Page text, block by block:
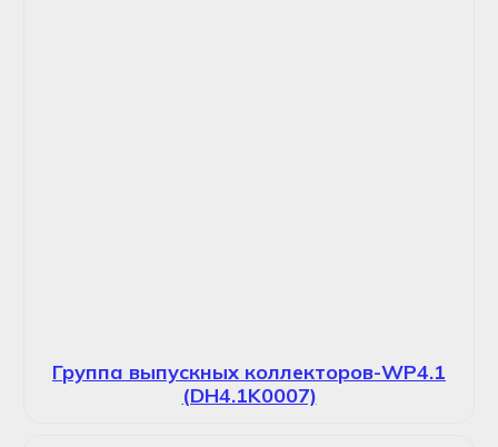
Группа выпускных коллекторов-WP4.1
(DH4.1K0007)